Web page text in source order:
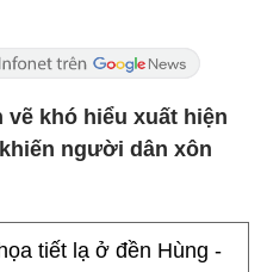
khó hiểu xuất hiện
người dân xôn